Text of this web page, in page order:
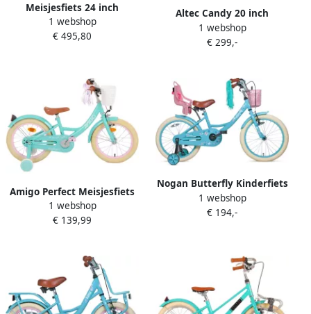
Meisjesfiets 24 inch
Verstelbaar Zadel & Stuur
Met Terugtraprem en
1 webshop
€ 495,80
Altec Candy 20 inch
Kinderfiets Meisjesfiets
Hemelsblauw
1 webshop
€ 299,-
Amigo Perfect Meisjesfiets
Kinderfiets voor Meisjes 16
Inch 23 5 cm Terugtraprem
1 webshop
€ 139,99
Nogan Butterfly Kinderfiets
Meisjesfiets 18 inch
Turquoise
1 webshop
€ 194,-